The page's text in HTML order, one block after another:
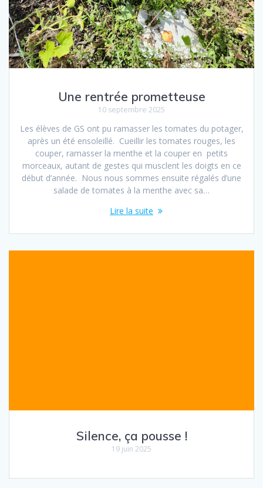
Une rentrée prometteuse
10 septembre 2025
Les élèves de GS ont pu ramasser les tomates du potager,
après un été ensoleillé. Cueillir les tomates rouges, les
couper, ramasser la menthe et la couper en petits
morceaux, autant de gestes qui musclent les doigts en ce
début d’année. Nous nous sommes ensuite régalés d’une
salade de tomate‏s à la menthe avec sa…
Lire la suite
Silence, ça pousse !
19 juin 2025